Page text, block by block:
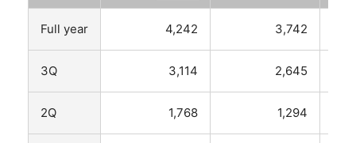
Full year 4,242 3,742
3Q 3,114 2,645
2Q 1,768 1,294